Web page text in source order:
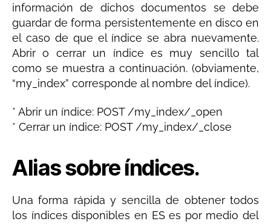
información de dichos documentos se debe
guardar de forma persistentemente en disco en
el caso de que el índice se abra nuevamente.
Abrir o cerrar un índice es muy sencillo tal
como se muestra a continuación. (obviamente,
“my_index” corresponde al nombre del índice).
* Abrir un índice: POST /my_index/_open
* Cerrar un índice: POST /my_index/_close
Alias sobre índices.
Una forma rápida y sencilla de obtener todos
los índices disponibles en ES es por medio del